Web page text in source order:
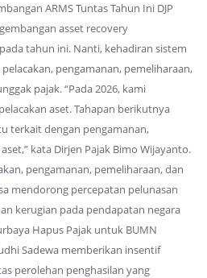
ARMS Tuntas Tahun Ini DJP
asset recovery
tahun ini. Nanti, kehadiran sistem
pengamanan, pemeliharaan,
pajak. “Pada 2026, kami
aset. Tahapan berikutnya
terkait dengan pengamanan,
kata Dirjen Pajak Bimo Wijayanto.
pengamanan, pemeliharaan, dan
mendorong percepatan pelunasan
kerugian pada pendapatan negara
Hapus Pajak untuk BUMN
Sadewa memberikan insentif
perolehan penghasilan yang